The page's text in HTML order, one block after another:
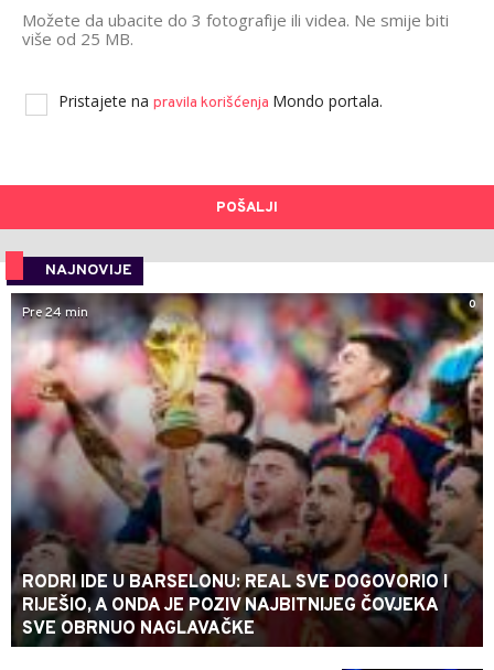
Možete da ubacite do 3 fotografije ili videa. Ne smije biti
više od 25 MB.
Pristajete na pravila korišćenja Mondo portala.
POŠALJI
NAJNOVIJE
0
Pre 24 min
RODRI IDE U BARSELONU: REAL SVE DOGOVORIO I
RIJEŠIO, A ONDA JE POZIV NAJBITNIJEG ČOVJEKA
SVE OBRNUO NAGLAVAČKE